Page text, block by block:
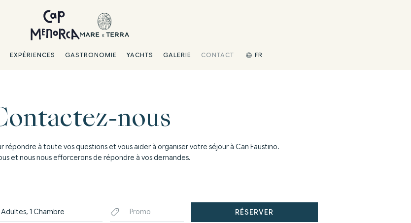
EXPÉRIENCES GASTRONOMIE YACHTS GALERIE CONTACT FR
nous
répondre à toute vos questions et vous aider à organiser votre séjour à Can Faustino.
et nous nous efforcerons de répondre à vos demandes.
RÉSERVER